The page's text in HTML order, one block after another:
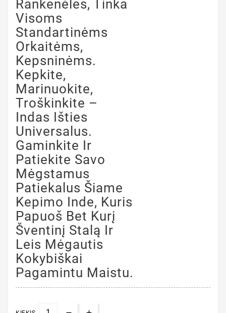
Rankenėles, Tinka
Visoms
Standartinėms
Orkaitėms,
Kepsninėms.
Kepkite,
Marinuokite,
Troškinkite –
Indas Išties
Universalus.
Gaminkite Ir
Patiekite Savo
Mėgstamus
Patiekalus Šiame
Kepimo Inde, Kuris
Papuoš Bet Kurį
Šventinį Stalą Ir
Leis Mėgautis
Kokybiškai
Pagamintu Maistu.